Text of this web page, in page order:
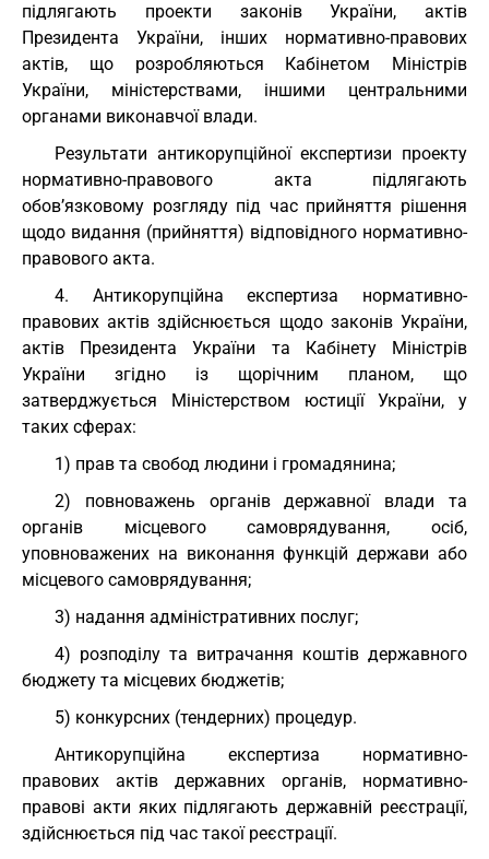
підлягають проекти законів України, актів
Президента України, інших нормативно-правових
актів, що розробляються Кабінетом Міністрів
України, міністерствами, іншими центральними
органами виконавчої влади.
Результати антикорупційної експертизи проекту
нормативно-правового акта підлягають
обов’язковому розгляду під час прийняття рішення
щодо видання (прийняття) відповідного нормативно-
правового акта.
4. Антикорупційна експертиза нормативно-
правових актів здійснюється щодо законів України,
актів Президента України та Кабінету Міністрів
України згідно із щорічним планом, що
затверджується Міністерством юстиції України, у
таких сферах:
1) прав та свобод людини і громадянина;
2) повноважень органів державної влади та
органів місцевого самоврядування, осіб,
уповноважених на виконання функцій держави або
місцевого самоврядування;
3) надання адміністративних послуг;
4) розподілу та витрачання коштів державного
бюджету та місцевих бюджетів;
5) конкурсних (тендерних) процедур.
Антикорупційна експертиза нормативно-
правових актів державних органів, нормативно-
правові акти яких підлягають державній реєстрації,
здійснюється під час такої реєстрації.